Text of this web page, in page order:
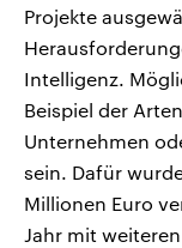
Projekte
Intelligenz.
Beispiel der
Unternehmen
sein. Dafür
Millionen Euro
Jahr mit